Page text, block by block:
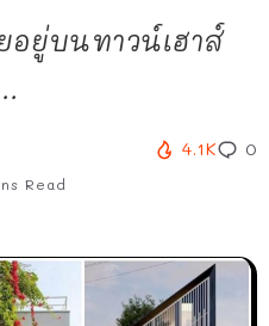
ยู่บนทาวน์เฮาส์
Read
4.1K 0